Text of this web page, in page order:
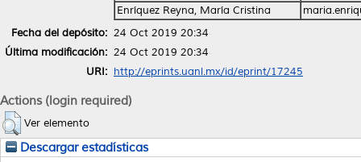
Enríquez Reyna, María Cristina
Fecha del depósito: 24 Oct 2019 20:34
Última modificación: 24 Oct 2019 20:34
URI: http://eprints.uanl.mx/id/eprint/17245
Actions (login required)
Ver elemento
Descargar estadísticas